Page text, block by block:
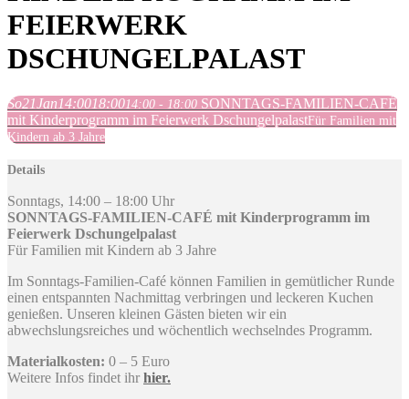
FEIERWERK
DSCHUNGELPALAST
So21Jan14:0018:0014:00 - 18:00 SONNTAGS-FAMILIEN-CAFÉ
mit Kinderprogramm im Feierwerk DschungelpalastFür Familien mit
Kindern ab 3 Jahre
Details
Sonntags, 14:00 – 18:00 Uhr
SONNTAGS-FAMILIEN-CAFÉ mit Kinderprogramm im
Feierwerk Dschungelpalast
Für Familien mit Kindern ab 3 Jahre
Im Sonntags-Familien-Café können Familien in gemütlicher Runde
einen entspannten Nachmittag verbringen und leckeren Kuchen
genießen. Unseren kleinen Gästen bieten wir ein
abwechslungsreiches und wöchentlich wechselndes Programm.
Materialkosten: 0 – 5 Euro
Weitere Infos findet ihr hier.